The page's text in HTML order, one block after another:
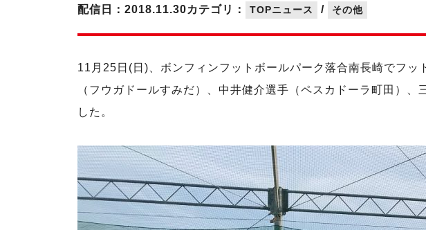
カテゴリ： TOPニュース / その他
配信日：2018.11.30
11月25日(日)、ボンフィンフットボールパーク落合南長崎でフ
（フウガドールすみだ）、中井健介選手（ペスカドーラ町田）
した。